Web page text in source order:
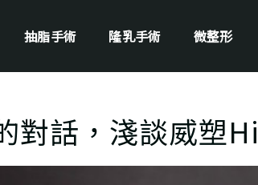
抽脂手術 隆乳手術 微整形
對話，淺談威塑